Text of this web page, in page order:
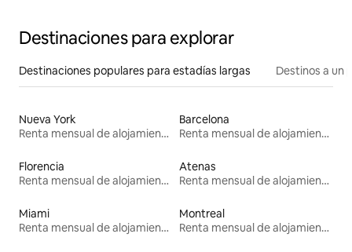
Destinaciones para explorar
Destinaciones populares para estadías largas Destinos a un
Nueva York
Renta mensual de alojamientos
Barcelona
Renta mensual de alojamientos
Florencia
Renta mensual de alojamientos
Atenas
Renta mensual de alojamientos
Miami
Renta mensual de alojamientos
Montreal
Renta mensual de alojamientos